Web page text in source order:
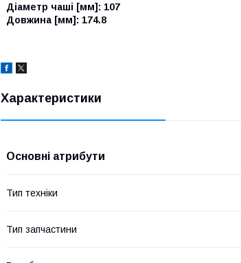
Діаметр чаші [мм]: 107
Довжина [мм]: 174.8
Характеристики
Основні атрибути
Тип техніки
Тип запчастини